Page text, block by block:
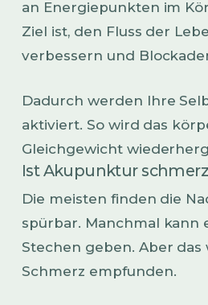
an Energiepunkten im
Ziel ist, den Fluss der
verbessern und
Dadurch werden Ihre
aktiviert. So wird das
Gleichgewicht
Ist Akupunktur
Die meisten finden die
spürbar. Manchmal kann
Stechen geben. Aber das
Schmerz empfunden.